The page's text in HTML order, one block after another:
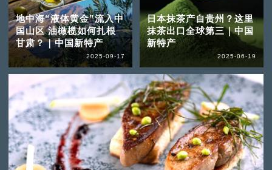
地中海“液体黄金”流入中
国山区 油橄榄如何扎根
甘肃？｜中国新特产
2025-09-17
日本抹茶产自贵州？这里
抹茶出口全球第三｜中国
新特产
2025-06-19